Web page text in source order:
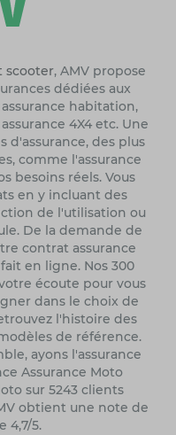
scooter, AMV propose
dédiées aux
assurance habitation,
assurance 4X4 etc. Une
des plus
comme l'assurance
besoins réels. Vous
en y incluant des
de l'utilisation ou
De la demande de
contrat assurance
en ligne. Nos 300
écoute pour vous
dans le choix de
l'histoire des
de référence.
ayons l'assurance
Assurance Moto
sur 5243 clients
obtient une note de
4,7/5.